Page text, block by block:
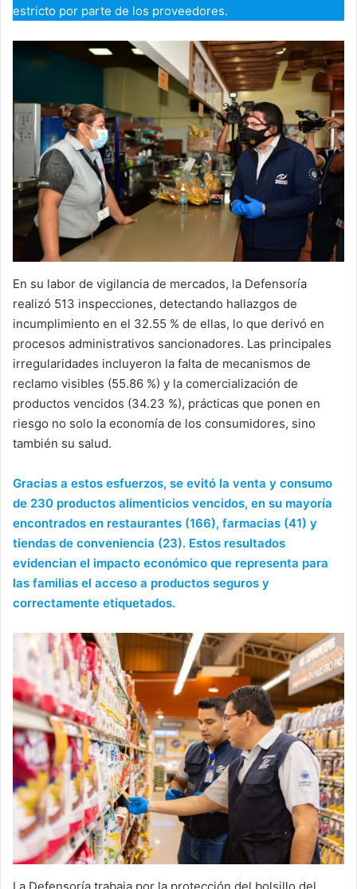
estricto por parte de los proveedores.
En su labor de vigilancia de mercados, la Defensoría
realizó 513 inspecciones, detectando hallazgos de
incumplimiento en el 32.55 % de ellas, lo que derivó en
procesos administrativos sancionadores. Las principales
irregularidades incluyeron la falta de mecanismos de
reclamo visibles (55.86 %) y la comercialización de
productos vencidos (34.23 %), prácticas que ponen en
riesgo no solo la economía de los consumidores, sino
también su salud.
Gracias a estos esfuerzos, se evitó la venta y consumo
de 230 productos alimenticios vencidos, en su mayoría
encontrados en restaurantes (166), farmacias (41) y
tiendas de conveniencia (23). Estos resultados
evidencian el impacto económico que representa para
las familias el acceso a productos seguros y
correctamente etiquetados.
La Defensoría trabaja por la protección del bolsillo del